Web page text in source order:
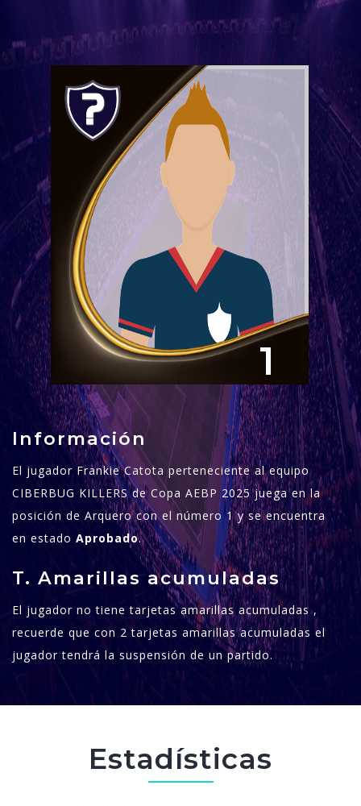
1
Información
El jugador Frankie Catota perteneciente al equipo
CIBERBUG KILLERS de Copa AEBP 2025 juega en la
posición de Arquero con el número 1 y se encuentra
en estado Aprobado.
T. Amarillas acumuladas
El jugador no tiene tarjetas amarillas acumuladas ,
recuerde que con 2 tarjetas amarillas acumuladas el
jugador tendrá la suspensión de un partido.
Estadísticas